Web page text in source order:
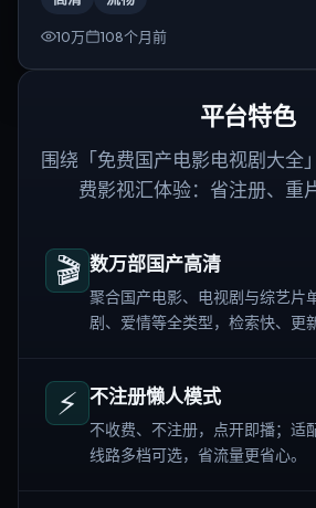
10万 108个月前
平台特色
围绕「免费国产电影电视剧大全
费影视汇体验：省注册、重
🎬 数万部国产高清
聚合国产电影、电视剧与综艺片
剧、爱情等全类型，检索快、更
⚡ 不注册懒人模式
不收费、不注册，点开即播；适
线路多档可选，省流量更省心。